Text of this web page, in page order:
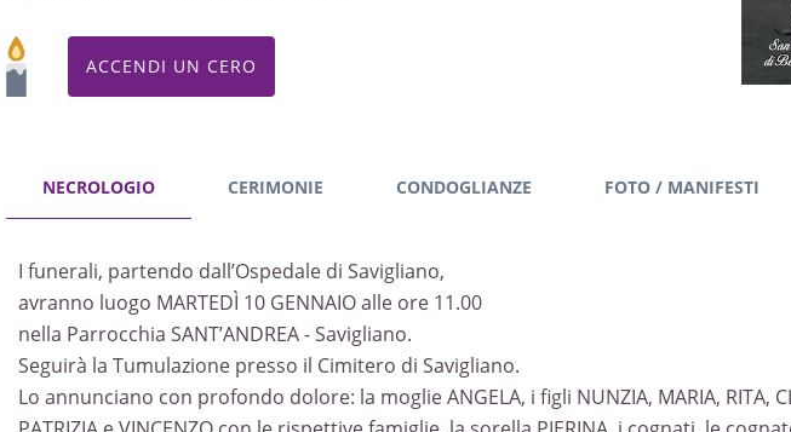
ACCENDI UN CERO
NECROLOGIO CERIMONIE CONDOGLIANZE FOTO / MANIFESTI
I funerali, partendo dall’Ospedale di Savigliano,
avranno luogo MARTEDÌ 10 GENNAIO alle ore 11.00
nella Parrocchia SANT’ANDREA - Savigliano.
Seguirà la Tumulazione presso il Cimitero di Savigliano.
Lo annunciano con profondo dolore: la moglie ANGELA, i figli NUNZIA, MARIA, RITA,